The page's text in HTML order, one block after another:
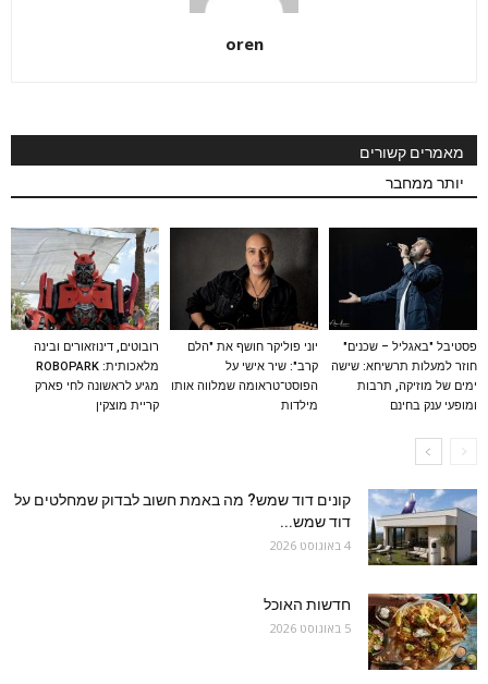
oren
מאמרים קשורים
יותר ממחבר
פסטיבל "באגליל – שכנים"
חוזר למעלות תרשיחא: שישה
ימים של מוזיקה, תרבות
ומופעי ענק בחינם
יוני פוליקר חושף את "הלם
קרב": שיר אישי על
הפוסט־טראומה שמלווה אותו
מילדות
רובוטים, דינוזאורים ובינה
מלאכותית: ROBOPARK
מגיע לראשונה לחי פארק
קריית מוצקין
קונים דוד שמש? מה באמת חשוב לבדוק שמחלטים על
דוד שמש...
4 באוגוסט 2026
חדשות האוכל
5 באוגוסט 2026